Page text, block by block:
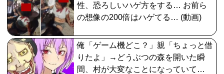
性、恐ろしいハゲ方をする… お前ら
の想像の200倍はハゲてる… (動画)
俺「ゲーム機どこ？」親「ちょっと借
りたよ」→どうぶつの森を開いた瞬
間、村が大変なことになっていて…